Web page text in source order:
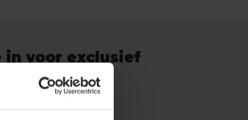
in voor exclusief
updates